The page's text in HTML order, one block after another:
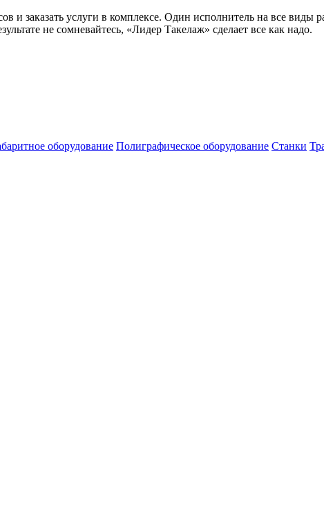
заказать услуги в комплексе. Один исполнитель на все виды
не сомневайтесь, «Лидер Такелаж» сделает все как надо.
оборудование Полиграфическое оборудование Станки